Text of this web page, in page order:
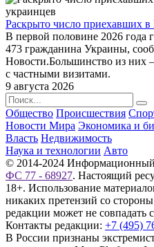
Раскрыто число приехавших
В первой половине 2026 года
473 гражданина Украины,
Новости.Большинство из них
с частными визитами.
9 августа 2026
Общество Происшествия
Новости Мира Экономика и
Власть Недвижимость
Наука и технологии Авто
© 2014-2024
ФС 77 - 68927. Настоящий
18+. Использование
никаких претензий со
редакции может не совпадать
Контакты редакции: +7 (495)
В России признаны